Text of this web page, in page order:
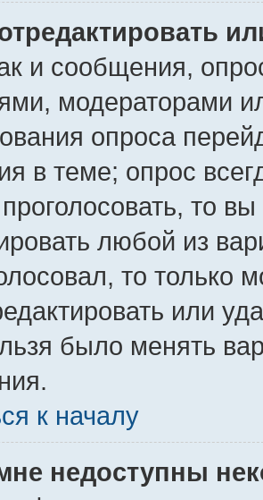
и сообщения,
модераторами
опроса
в теме; опрос
то
любой из
то только
или
было менять
к началу
недоступны